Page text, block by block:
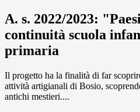
A. s. 2022/2023:
continuità scuola
primaria
Il progetto ha la finalità di far
attività artigianali di Bosio,
antichi mestieri....